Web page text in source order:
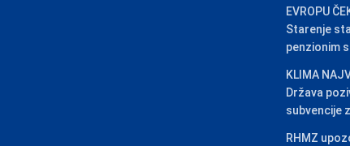
EVROPU
Starenje
penzionim
KLIMA
Država
subvencije
RHMZ